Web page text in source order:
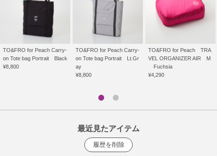
TO&FRO for Peach Carry-
on Tote bag Portrait Black
¥8,800
TO&FRO for Peach Carry-
on Tote bag Portrait Lt.Gr
ay
¥8,800
TO&FRO for Peach TRA
VEL ORGANIZER AIR M
Fuchsia
¥4,290
最近見たアイテム